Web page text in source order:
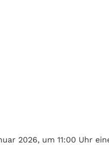
2026, um 11:00 Uhr